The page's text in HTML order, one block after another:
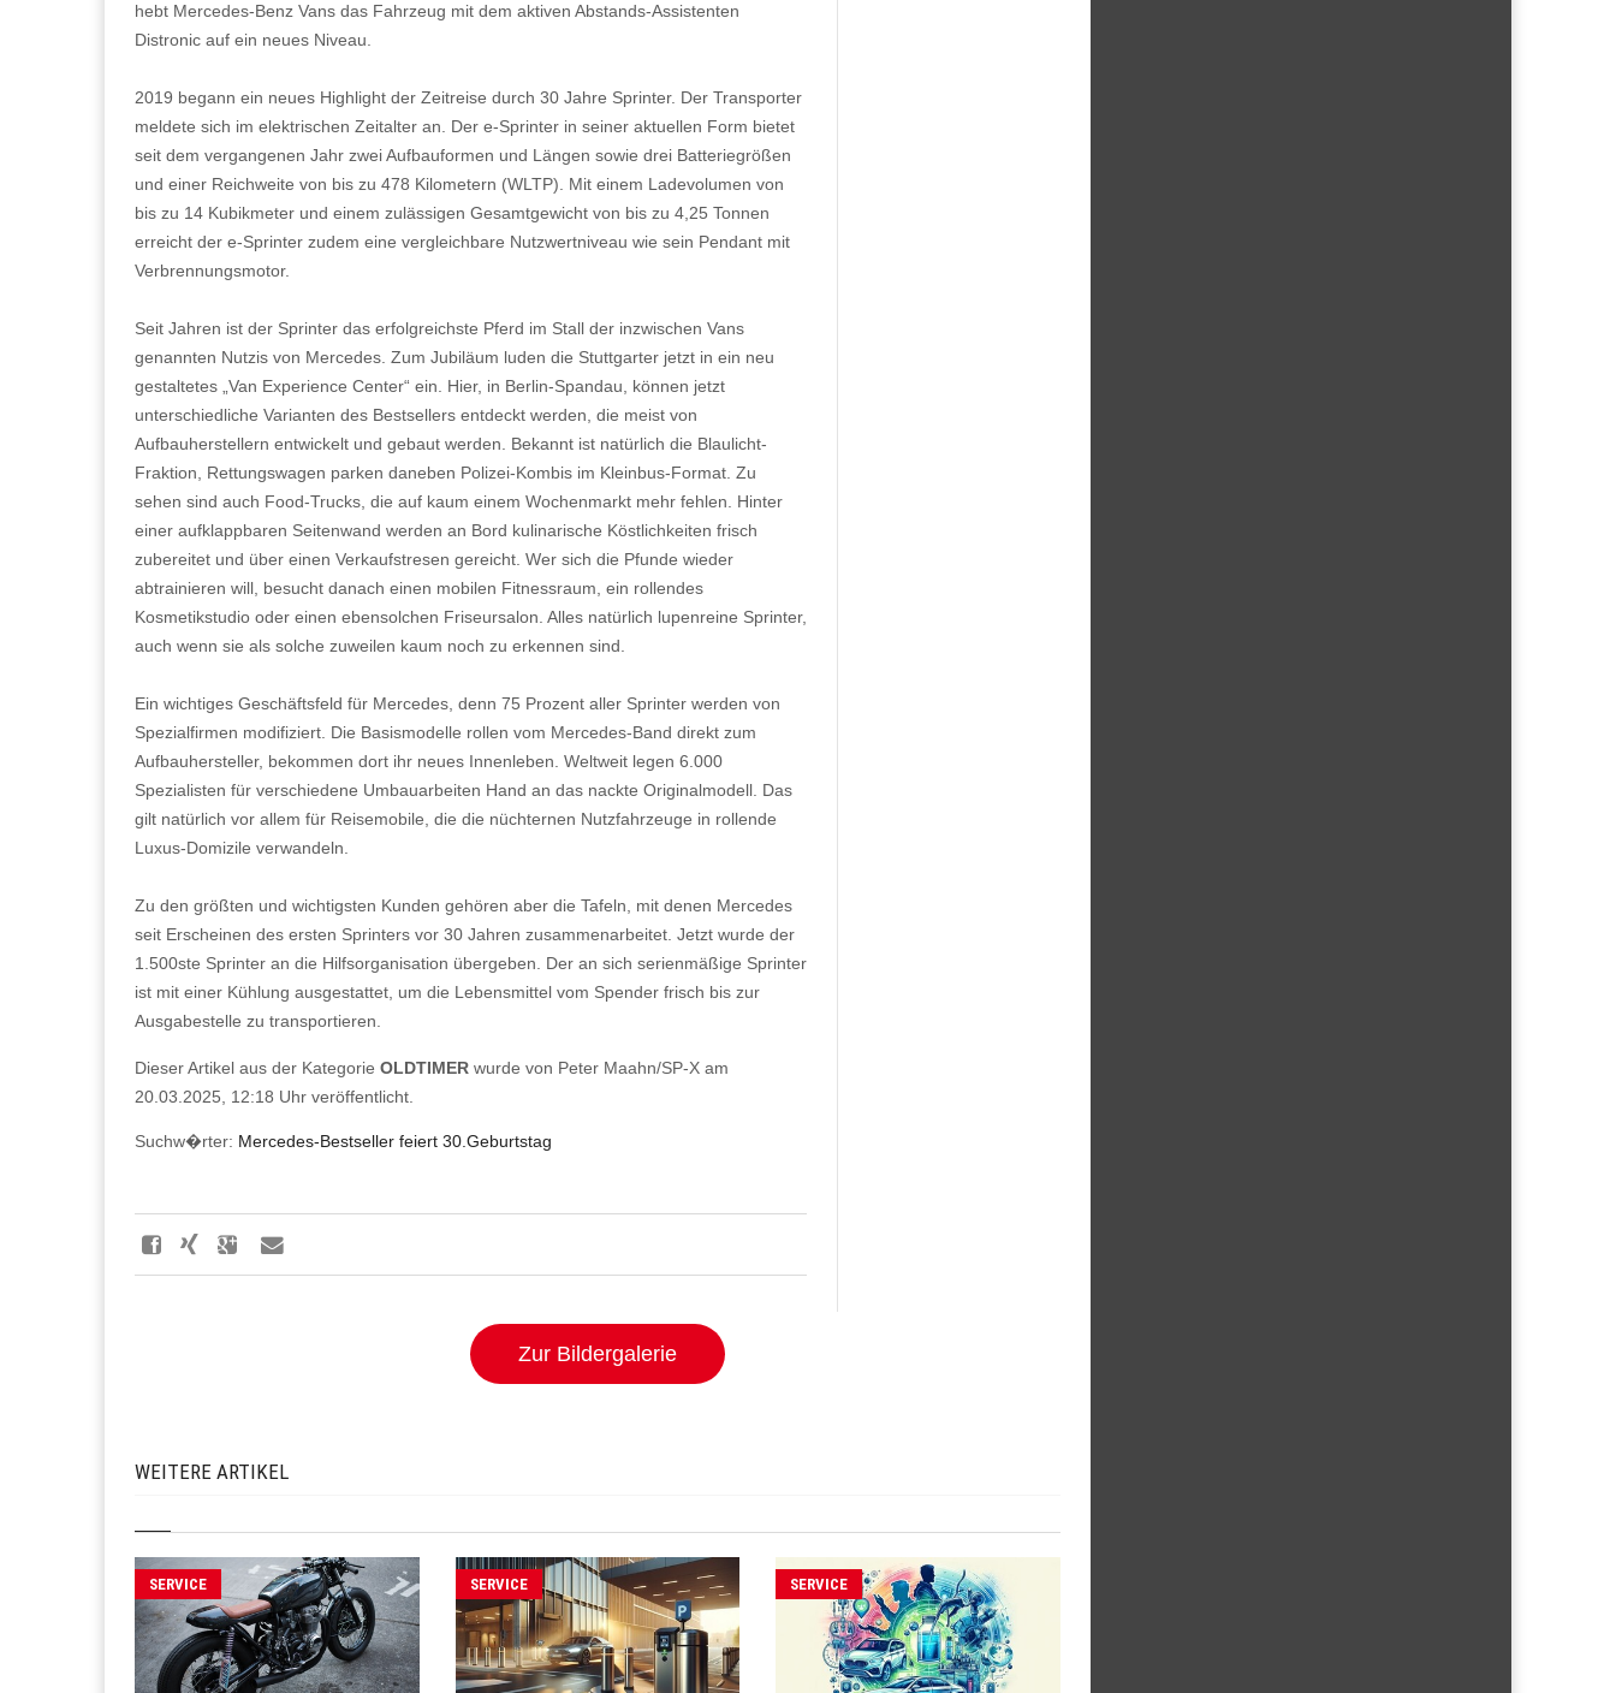
hebt Mercedes-Benz Vans das Fahrzeug mit dem aktiven Abstands-Assistenten
Distronic auf ein neues Niveau.
2019 begann ein neues Highlight der Zeitreise durch 30 Jahre Sprinter. Der Transporter
meldete sich im elektrischen Zeitalter an. Der e-Sprinter in seiner aktuellen Form bietet
seit dem vergangenen Jahr zwei Aufbauformen und Längen sowie drei Batteriegrößen
und einer Reichweite von bis zu 478 Kilometern (WLTP). Mit einem Ladevolumen von
bis zu 14 Kubikmeter und einem zulässigen Gesamtgewicht von bis zu 4,25 Tonnen
erreicht der e-Sprinter zudem eine vergleichbare Nutzwertniveau wie sein Pendant mit
Verbrennungsmotor.
Seit Jahren ist der Sprinter das erfolgreichste Pferd im Stall der inzwischen Vans
genannten Nutzis von Mercedes. Zum Jubiläum luden die Stuttgarter jetzt in ein neu
gestaltetes „Van Experience Center“ ein. Hier, in Berlin-Spandau, können jetzt
unterschiedliche Varianten des Bestsellers entdeckt werden, die meist von
Aufbauherstellern entwickelt und gebaut werden. Bekannt ist natürlich die Blaulicht-
Fraktion, Rettungswagen parken daneben Polizei-Kombis im Kleinbus-Format. Zu
sehen sind auch Food-Trucks, die auf kaum einem Wochenmarkt mehr fehlen. Hinter
einer aufklappbaren Seitenwand werden an Bord kulinarische Köstlichkeiten frisch
zubereitet und über einen Verkaufstresen gereicht. Wer sich die Pfunde wieder
abtrainieren will, besucht danach einen mobilen Fitnessraum, ein rollendes
Kosmetikstudio oder einen ebensolchen Friseursalon. Alles natürlich lupenreine Sprinter,
auch wenn sie als solche zuweilen kaum noch zu erkennen sind.
Ein wichtiges Geschäftsfeld für Mercedes, denn 75 Prozent aller Sprinter werden von
Spezialfirmen modifiziert. Die Basismodelle rollen vom Mercedes-Band direkt zum
Aufbauhersteller, bekommen dort ihr neues Innenleben. Weltweit legen 6.000
Spezialisten für verschiedene Umbauarbeiten Hand an das nackte Originalmodell. Das
gilt natürlich vor allem für Reisemobile, die die nüchternen Nutzfahrzeuge in rollende
Luxus-Domizile verwandeln.
Zu den größten und wichtigsten Kunden gehören aber die Tafeln, mit denen Mercedes
seit Erscheinen des ersten Sprinters vor 30 Jahren zusammenarbeitet. Jetzt wurde der
1.500ste Sprinter an die Hilfsorganisation übergeben. Der an sich serienmäßige Sprinter
ist mit einer Kühlung ausgestattet, um die Lebensmittel vom Spender frisch bis zur
Ausgabestelle zu transportieren.
Dieser Artikel aus der Kategorie OLDTIMER wurde von Peter Maahn/SP-X am
20.03.2025, 12:18 Uhr veröffentlicht.
Suchw�rter: Mercedes-Bestseller feiert 30.Geburtstag
Zur Bildergalerie
WEITERE ARTIKEL
SERVICE SERVICE SERVICE